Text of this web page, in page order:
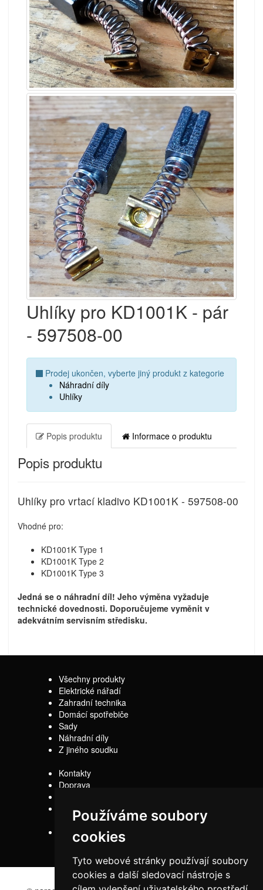
Používáme soubory
cookies
Tyto webové stránky používají soubory
cookies a další sledovací nástroje s
Uhlíky pro KD1001K - pár
- 597508-00
Prodej ukončen, vyberte jiný produkt z kategorie
Náhradní díly
Uhlíky
Popis produktu Informace o produktu
Popis produktu
Uhlíky pro vrtací kladivo KD1001K - 597508-00
Vhodné pro:
KD1001K Type 1
KD1001K Type 2
KD1001K Type 3
Jedná se o náhradní díl! Jeho výměna vyžaduje
technické dovednosti. Doporučujeme vyměnit v
adekvátním servisním středisku.
Všechny produkty
Elektrické nářadí
Zahradní technika
Domácí spotřebiče
Sady
Náhradní díly
Z jiného soudku
Kontakty
Doprava
Obchodní
podmínky
Reklamační řád